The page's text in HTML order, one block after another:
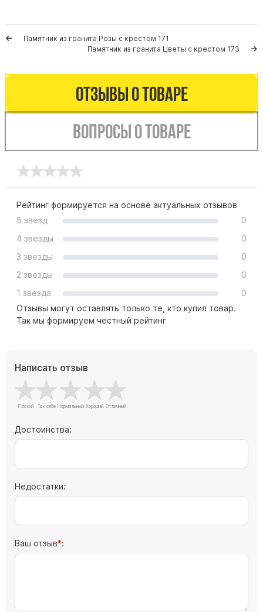
Ограды из гранита
Столбы для ограды чугун
Ограды металл
Тротуарная плитка
Венки
Вазы из гранита
Скульптуры в полный рост
Скульптуры "Ангел" литиевые
Барельефы
Кресты
Голуби
Памятник из гранита Розы с крестом 171
Памятник из гранита Цветы с крестом 173
Отзывы о товаре
Вопросы о товаре
Рейтинг формируется на основе актуальных отзывов
5 звёзд
0
4 звезды
0
3 звезды
0
2 звезды
0
1 звезда
0
Отзывы могут оставлять только те, кто купил товар.
Так мы формируем честный рейтинг
Написать отзыв
Достоинства:
Недостатки:
Ваш отзыв :